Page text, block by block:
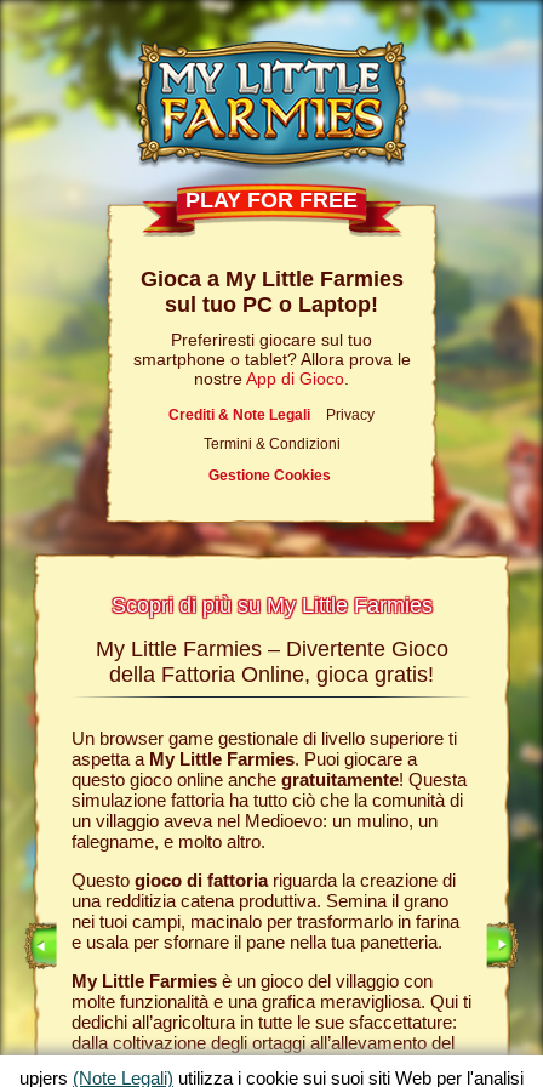
PLAY FOR FREE
Gioca a My Little Farmies
sul tuo PC o Laptop!
Preferiresti giocare sul tuo
smartphone o tablet? Allora prova le
nostreApp di Gioco
Crediti & Note Legali
Privacy
Termini & Condizioni
Gestione Cookies
Scopri di più su My Little Farmies
Nelle
nostro
sui
My Little Farmies – Divertente Gioco
della Fattoria Online, gioca gratis!
Un browser game gestionale di livello superiore ti
aspetta a My Little Farmies. Puoi giocare a
questo gioco online anche gratuitamente! Questa
simulazione fattoria ha tutto ciò che la comunità di
un villaggio aveva nel Medioevo: un mulino, un
falegname, e molto altro.
Questo gioco di fattoriariguarda la creazione di
una redditizia catena produttiva. Semina il grano
nei tuoi campi, macinalo per trasformarlo in farina
e usala per sfornare il pane nella tua panetteria.
My Little Farmiesè un gioco del villaggio con
molte funzionalità e una grafica meravigliosa. Qui ti
dedichi all’agricoltura in tutte le sue sfaccettature:
dalla coltivazione degli ortaggi all’allevamento del
Tutto
nella
Per
nella
Come
ti
che
gran
creato
My
gioco
upjers (Note Legali) utilizza i cookie sui suoi siti Web per l'analisi